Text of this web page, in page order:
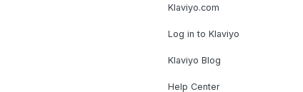
Klaviyo.com
Log in to Klaviyo
Klaviyo Blog
Help Center